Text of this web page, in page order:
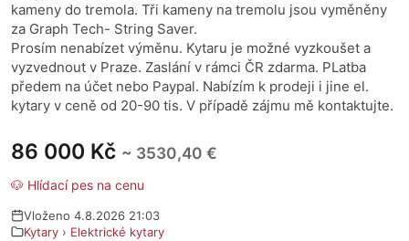
86 000 Kč ~ 3530,40 €
🐶 Hlídací pes na cenu
Vloženo 4.8.2026 21:03
Kytary › Elektrické kytary
kameny do tremola. Tři kameny na tremolu jsou vyměněny
za Graph Tech- String Saver.
Prosím nenabízet výměnu. Kytaru je možné vyzkoušet a
vyzvednout v Praze. Zaslání v rámci ČR zdarma. PLatba
předem na účet nebo Paypal. Nabízím k prodeji i jine el.
kytary v ceně od 20-90 tis. V případě zájmu mě kontaktujte.